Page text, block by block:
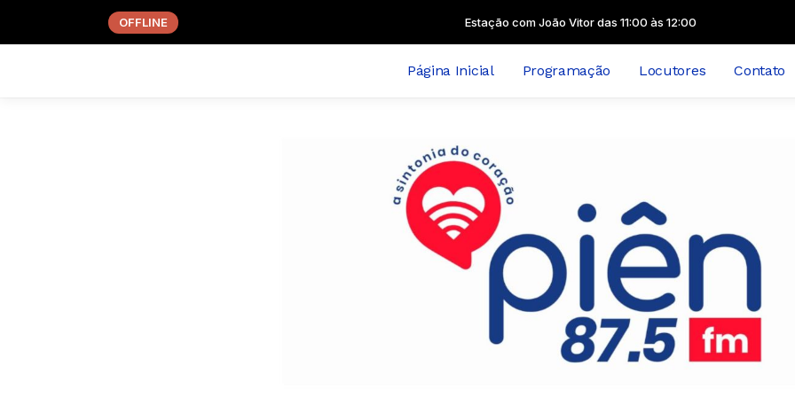
OFFLINE Estação com João Vitor das 11:00 às 12:00
Página Inicial Programação Locutores Contato